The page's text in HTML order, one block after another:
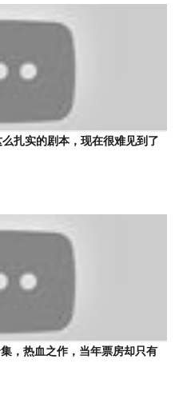
扎实的剧本，现在很难见到了
，热血之作，当年票房却只有